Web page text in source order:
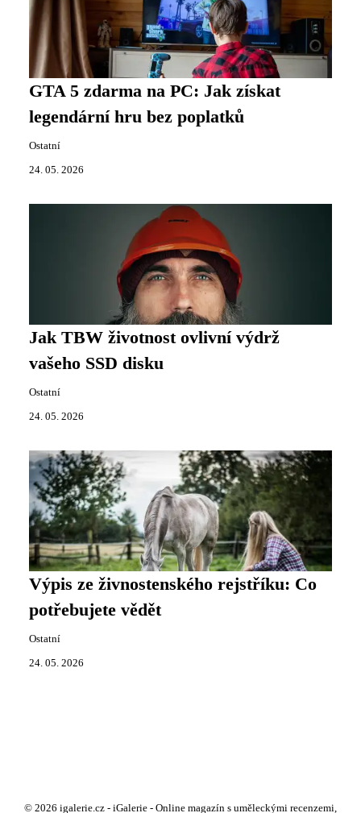
GTA 5 zdarma na PC: Jak získat
legendární hru bez poplatků
Ostatní
24. 05. 2026
Jak TBW životnost ovlivní výdrž
vašeho SSD disku
Ostatní
24. 05. 2026
Výpis ze živnostenského rejstříku: Co
potřebujete vědět
Ostatní
24. 05. 2026
© 2026 igalerie.cz - iGalerie - Online magazín s uměleckými recenzemi,